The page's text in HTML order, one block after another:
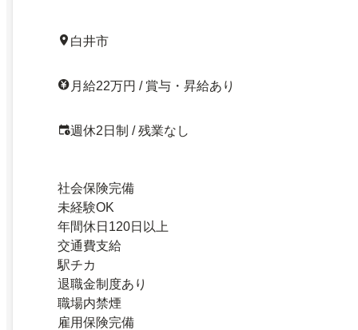
白井市
月給22万円 / 賞与・昇給あり
週休2日制 / 残業なし
社会保険完備
未経験OK
年間休日120日以上
交通費支給
駅チカ
退職金制度あり
職場内禁煙
雇用保険完備